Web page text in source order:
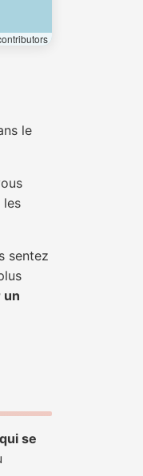
le
les
sentez
un
se